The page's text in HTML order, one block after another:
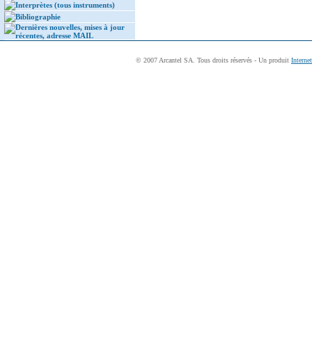
Interprètes (tous instruments)
Bibliographie
Dernières nouvelles, mises à jour
récentes, adresse MAIL
© 2007 Arcantel SA. Tous droits réservés - Un produit